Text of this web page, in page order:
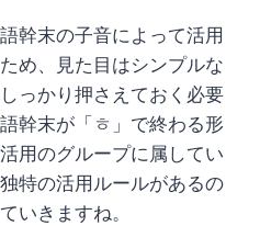
幹末の子音によって活用
め、見た目はシンプルな
っかり押さえておく必要
幹末が「ㅎ」で終わる形
用のグループに属してい
特の活用ルールがあるの
いきますね。